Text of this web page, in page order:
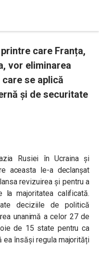
care Franța,
vor eliminarea
se aplică
și de securitate
Rusiei în Ucraina și
aceasta le-a declanșat
revizuirea și pentru a
la majoritatea calificată.
deciziile de politică
unanimă a celor 27 de
de 15 state pentru ca
ea însăși regula majorități